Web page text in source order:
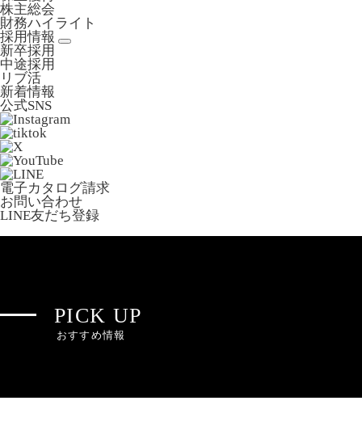
株主総会
財務ハイライト
採用情報
新卒採用
中途採用
リブ活
新着情報
公式SNS
電子カタログ請求
お問い合わせ
LINE友だち登録
PICK UP
おすすめ情報